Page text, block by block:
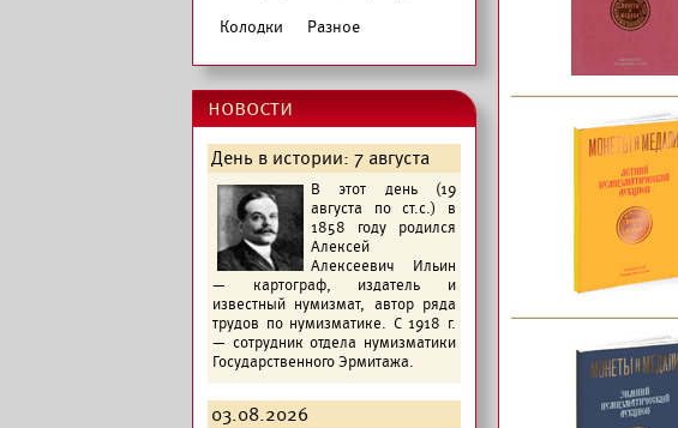
Колодки
Разное
новости
День в истории: 7 августа
В этот день (19
августа по ст.с.) в
1858 году родился
Алексей
Алексеевич Ильин
— картограф, издатель и
известный нумизмат, автор ряда
трудов по нумизматике. С 1918 г.
— сотрудник отдела нумизматики
Государственного Эрмитажа.
03.08.2026